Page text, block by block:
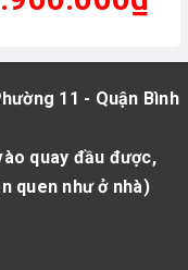
11 - Quận Bình
quay đầu được,
quen như ở nhà)